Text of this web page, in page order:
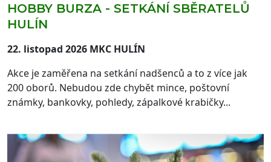
HOBBY BURZA - SETKÁNÍ SBĚRATELŮ
HULÍN
22. listopad 2026 MKC HULÍN
Akce je zaměřena na setkání nadšenců a to z více jak
200 oborů. Nebudou zde chybět mince, poštovní
známky, bankovky, pohledy, zápalkové krabičky...